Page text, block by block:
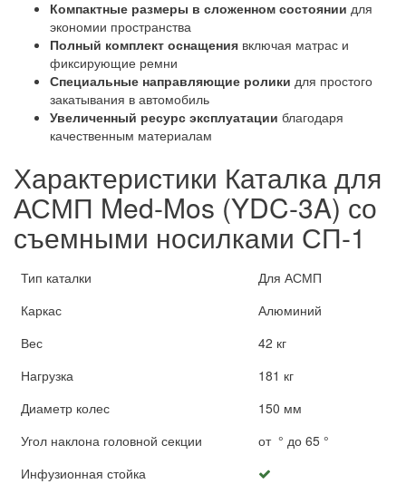
Компактные размеры в сложенном состоянии для
экономии пространства
Полный комплект оснащения включая матрас и
фиксирующие ремни
Специальные направляющие ролики для простого
закатывания в автомобиль
Увеличенный ресурс эксплуатации благодаря
качественным материалам
Характеристики Каталка для
АСМП Med-Mos (YDC-3A) со
съемными носилками СП-1
Тип каталки
Для АСМП
Каркас
Алюминий
Вес
42 кг
Нагрузка
181 кг
Диаметр колес
150 мм
Угол наклона головной секции
от ° до 65 °
Инфузионная стойка